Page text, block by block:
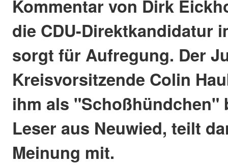
Kommentar von Dirk
die CDU-Direktkandidatur
sorgt für Aufregung. Der
Kreisvorsitzende Colin
ihm als "Schoßhündchen"
Leser aus Neuwied, teilt
Meinung mit.